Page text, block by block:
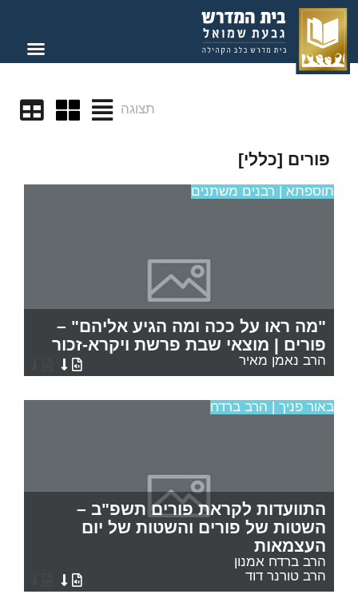
תצוגה
פורים [כללי]
תוספתא | רבנים משתנים
"מה ראו על ככה ומה הגיע אליהם" –
פורים | מוצאי שבת פרשת ויקרא-זכור
הרב נאמן מאיר
באור פניך | הרב ברדח
התוועדות לקראת פורים תשפ"ב –
השטות של פורים והשטות של יום
העצמאות
הרב ברדח אמנון
הרב טורנר דוד